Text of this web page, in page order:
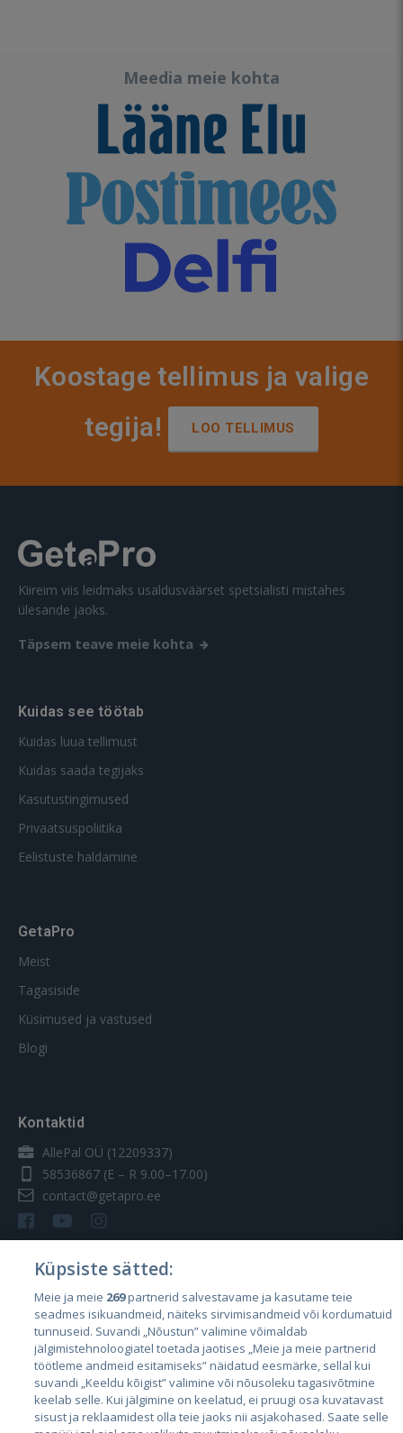
Meedia meie kohta
Koostage tellimus ja valige
tegija!
LOO TELLIMUS
Kiireim viis leidmaks usaldusväärset spetsialisti mistahes
ülesande jaoks.
Täpsem teave meie kohta
Kuidas see töötab
Kuidas luua tellimust
Kuidas saada tegijaks
Kasutustingimused
Privaatsuspoliitika
Eelistuste haldamine
GetaPro
Meist
Tagasiside
Küsimused ja vastused
Blogi
Kontaktid
AllePal OÜ (12209337)
58536867 (E – R 9.00–17.00)
contact@getapro.ee
Riigid
Eesti
Läti
Leedu
Küpsiste sätted:
Meie ja meie 269partnerid salvestavame ja kasutame teie
seadmes isikuandmeid, näiteks sirvimisandmeid või kordumatuid
tunnuseid. Suvandi „Nõustun” valimine võimaldab
jälgimistehnoloogiatel toetada jaotises „Meie ja meie partnerid
töötleme andmeid esitamiseks” näidatud eesmärke, sellal kui
suvandi „Keeldu kõigist” valimine või nõusoleku tagasivõtmine
keelab selle. Kui jälgimine on keelatud, ei pruugi osa kuvatavast
sisust ja reklaamidest olla teie jaoks nii asjakohased. Saate selle